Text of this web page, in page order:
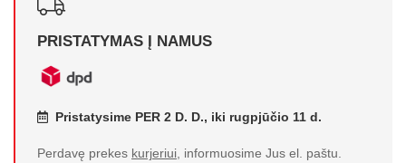
PRISTATYMAS Į NAMUS
Pristatysime PER 2 D. D., iki rugpjūčio 11 d.
Perdavę prekes kurjeriui, informuosime Jus el. paštu.